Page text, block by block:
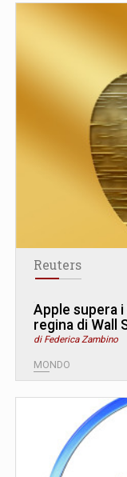
Reuters
Apple supera
regina di Wall
di Federica Zambino
MONDO